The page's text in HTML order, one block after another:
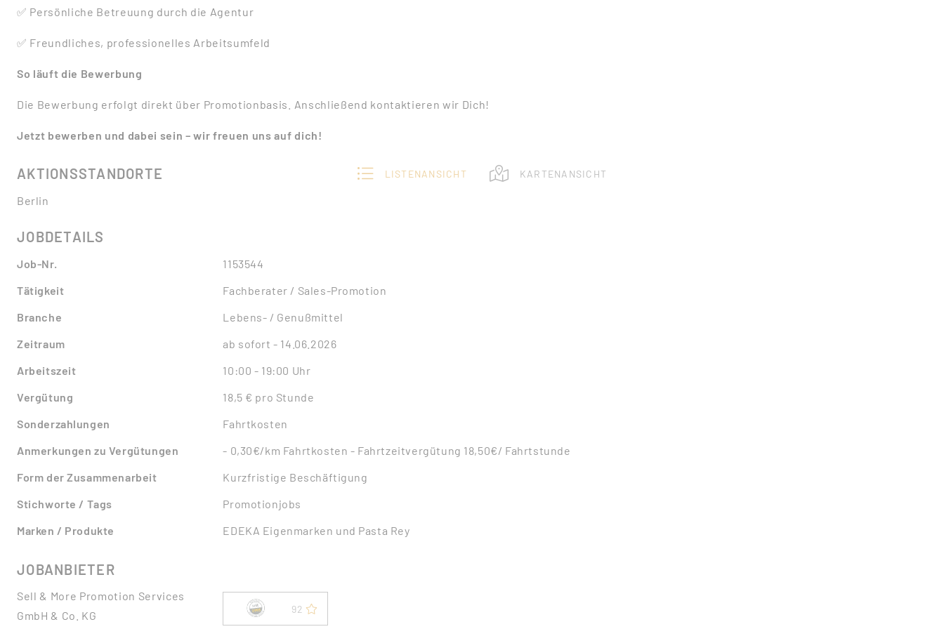
✅ Persönliche Betreuung durch die Agentur
✅ Freundliches, professionelles Arbeitsumfeld
So läuft die Bewerbung
Die Bewerbung erfolgt direkt über Promotionbasis. Anschließend kontaktieren wir Dich!
Jetzt bewerben und dabei sein – wir freuen uns auf dich!
AKTIONSSTANDORTE LISTENANSICHT KARTENANSICHT
Berlin
JOBDETAILS
Job-Nr.
1153544
Tätigkeit
Fachberater / Sales-Promotion
Branche
Lebens- / Genußmittel
Zeitraum
ab sofort - 14.06.2026
Arbeitszeit
10:00 - 19:00 Uhr
Vergütung
18,5 € pro Stunde
Sonderzahlungen
Fahrtkosten
Anmerkungen zu Vergütungen
- 0,30€/km Fahrtkosten - Fahrtzeitvergütung 18,50€/ Fahrtstunde
Form der Zusammenarbeit
Kurzfristige Beschäftigung
Stichworte / Tags
Promotionjobs
Marken / Produkte
EDEKA Eigenmarken und Pasta Rey
JOBANBIETER
Sell & More Promotion Services
GmbH & Co. KG
92